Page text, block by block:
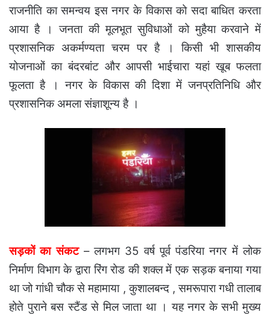
राजनीति का समन्वय इस नगर के विकास को सदा बाधित करता
आया है । जनता की मूलभूत सुविधाओं को मुहैया करवाने में
प्रशासनिक अकर्मण्यता चरम पर है । किसी भी शासकीय
योजनाओं का बंदरबांट और आपसी भाईचारा यहां खूब फलता
फूलता है । नगर के विकास की दिशा में जनप्रतिनिधि और
प्रशासनिक अमला संज्ञाशून्य है ।
सड़कों का संकट– लगभग 35 वर्ष पूर्व पंडरिया नगर में लोक
निर्माण विभाग के द्वारा रिंग रोड की शक्ल में एक सड़क बनाया गया
था जो गांधी चौक से महामाया , कुशालबन्द , समरूपारा गधी तालाब
होते पुराने बस स्टैंड से मिल जाता था । यह नगर के सभी मुख्य